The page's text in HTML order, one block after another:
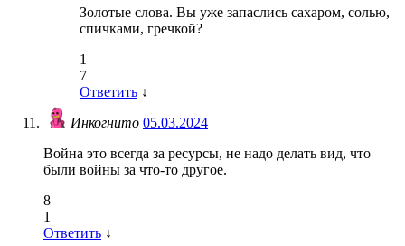
Золотые слова. Вы уже запаслись сахаром, солью,
спичками, гречкой?
1
7
Ответить ↓
Инкогнито 05.03.2024
Война это всегда за ресурсы, не надо делать вид, что
были войны за что-то другое.
8
1
Ответить ↓